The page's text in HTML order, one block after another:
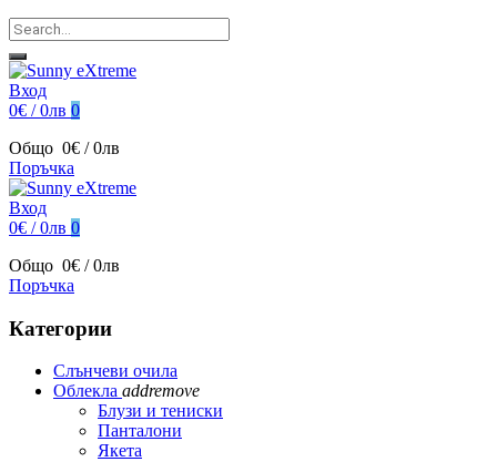
Вход
0€ / 0лв 0
Общо 0€ / 0лв
Поръчка
Вход
0€ / 0лв 0
Общо 0€ / 0лв
Поръчка
Категории
Слънчеви очила
Облекла addremove
Блузи и тениски
Панталони
Якета